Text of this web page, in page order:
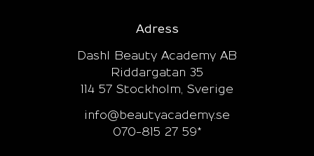
Adress
Dashl Beauty Academy AB
Riddargatan 35
114 57 Stockholm, Sverige
info@beautyacademy.se
070-815 27 59*